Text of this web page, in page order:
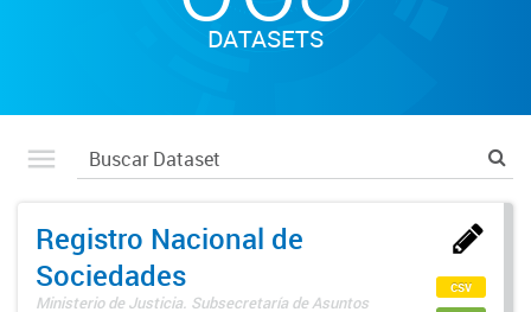
DATASETS
Registro Nacional de
Sociedades
Ministerio de Justicia. Subsecretaría de Asuntos
csv